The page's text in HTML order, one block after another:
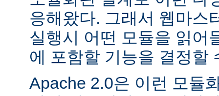
응해왔다. 그래서 웹마스
실행시 어떤 모듈을 읽어
에 포함할 기능을 결정할
Apache 2.0은 이런 모듈